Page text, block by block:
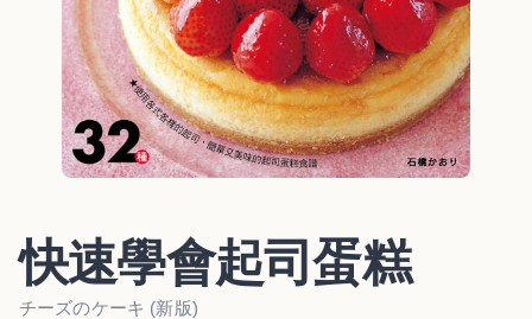
快速學會起司蛋糕
チーズのケーキ (新版)